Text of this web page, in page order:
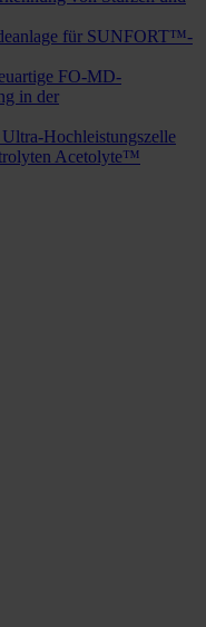
für SUNFORT™-
FO-MD-
in der
Hochleistungszelle
Acetolyte™